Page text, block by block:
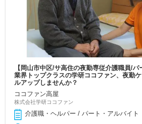
【岡山市中区/サ高住の夜勤専従介護職員/
業界トップクラスの学研ココファン、夜勤
ルアップしませんか？
ココファン高屋
株式会社学研ココファン
介護職・ヘルパー / パート・アルバイト